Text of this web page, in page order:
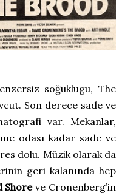
soğuklugu, The
Son derece sade ve
var. Mekanlar,
odası kadar sade ve
dolu. Müzik olarak da
geri kalanında hep
Shoreve Cronenberg’in